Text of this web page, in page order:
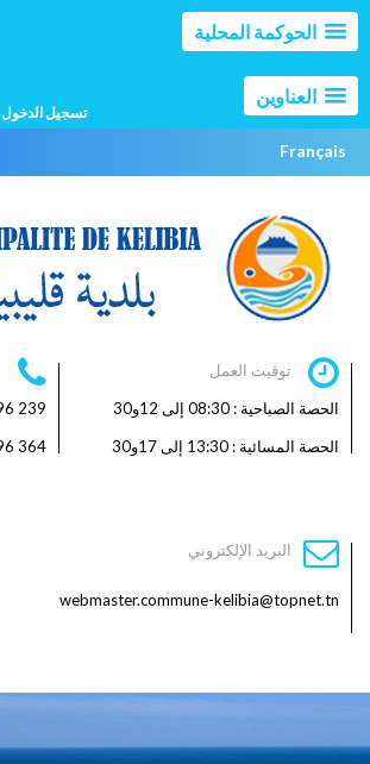
الحوكمة المحلية
العناوين
Français
تسجيل الدخول
توقيت العمل
الحصة الصباحية : 08:30 إلى 12و30
الحصة المسائية : 13:30 إلى 17و30
239 296 72 216
364 296 72 216
البريد الإلكتروني
webmaster.commune-kelibia@topnet.tn